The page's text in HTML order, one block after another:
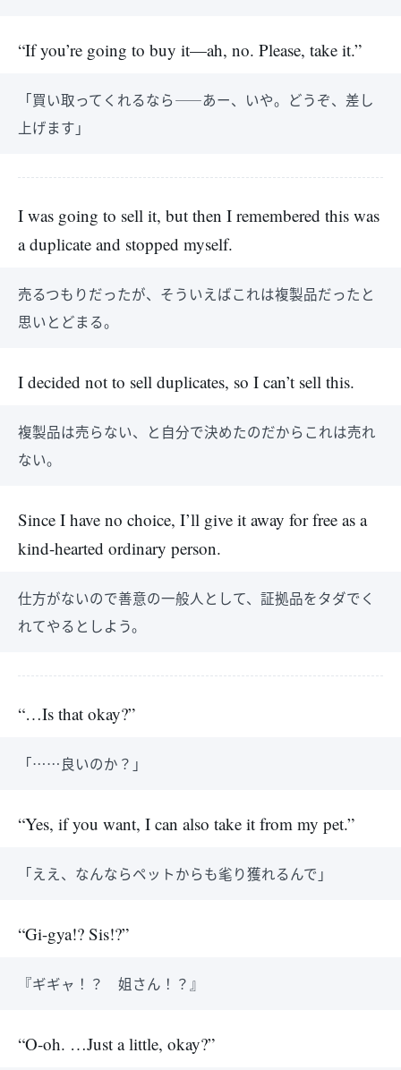
“If you’re going to buy it—ah, no. Please, take it.”
「買い取ってくれるなら――あー、いや。どうぞ、差し
上げます」
I was going to sell it, but then I remembered this was
a duplicate and stopped myself.
売るつもりだったが、そういえばこれは複製品だったと
思いとどまる。
I decided not to sell duplicates, so I can’t sell this.
複製品は売らない、と自分で決めたのだからこれは売れ
ない。
Since I have no choice, I’ll give it away for free as a
kind-hearted ordinary person.
仕方がないので善意の一般人として、証拠品をタダでく
れてやるとしよう。
“…Is that okay?”
「……良いのか？」
“Yes, if you want, I can also take it from my pet.”
「ええ、なんならペットからも毟り獲れるんで」
“Gi-gya!? Sis!?”
『ギギャ！？ 姐さん！？』
“O-oh. …Just a little, okay?”